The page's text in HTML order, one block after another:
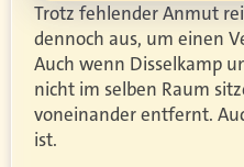
Trotz fehlender Anmut
dennoch aus, um einen
Auch wenn Disselkamp
nicht im selben Raum
voneinander entfernt.
ist.